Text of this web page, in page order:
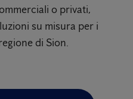
o privati,
su misura per i
di Sion.